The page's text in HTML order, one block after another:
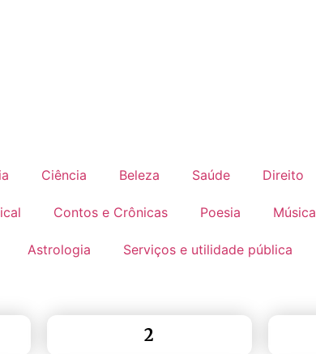
Ciência Beleza Saúde Direito
Contos e Crônicas Poesia Música
Astrologia Serviços e utilidade pública
2